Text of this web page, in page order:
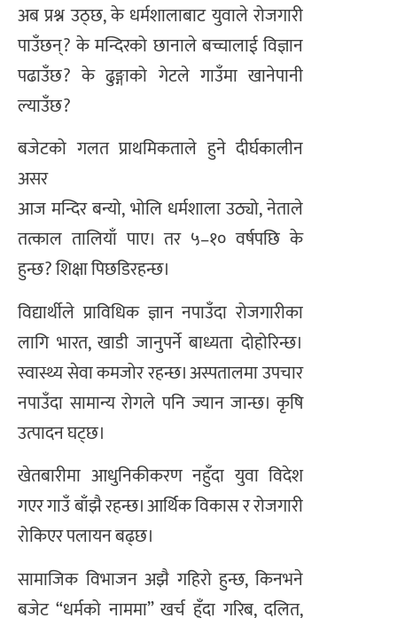
अब प्रश्न उठ्छ, के धर्मशालाबाट युवाले रोजगारी
पाउँछन्? के मन्दिरको छानाले बच्चालाई विज्ञान
पढाउँछ? के ढुङ्गाको गेटले गाउँमा खानेपानी
ल्याउँछ?
बजेटको गलत प्राथमिकताले हुने दीर्घकालीन
असर
आज मन्दिर बन्यो, भोलि धर्मशाला उठ्यो, नेताले
तत्काल तालियाँ पाए। तर ५–१० वर्षपछि के
हुन्छ? शिक्षा पिछडिरहन्छ।
विद्यार्थीले प्राविधिक ज्ञान नपाउँदा रोजगारीका
लागि भारत, खाडी जानुपर्ने बाध्यता दोहोरिन्छ।
स्वास्थ्य सेवा कमजोर रहन्छ। अस्पतालमा उपचार
नपाउँदा सामान्य रोगले पनि ज्यान जान्छ। कृषि
उत्पादन घट्छ।
खेतबारीमा आधुनिकीकरण नहुँदा युवा विदेश
गएर गाउँ बाँझै रहन्छ। आर्थिक विकास र रोजगारी
रोकिएर पलायन बढ्छ।
सामाजिक विभाजन अझै गहिरो हुन्छ, किनभने
बजेट “धर्मको नाममा” खर्च हुँदा गरिब, दलित,